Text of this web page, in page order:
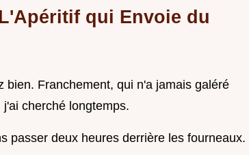
qui Envoie du
bien. Franchement, qui n'a jamais galéré
cherché longtemps.
passer deux heures derrière les fourneaux.